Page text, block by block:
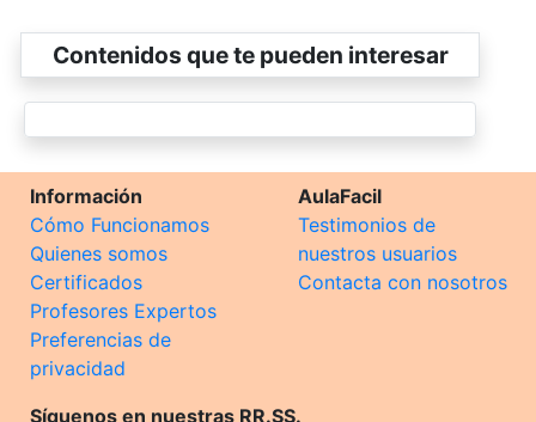
Contenidos que te pueden interesar
Información
Cómo Funcionamos
Quienes somos
Certificados
Profesores Expertos
Preferencias de
privacidad
AulaFacil
Testimonios de
nuestros usuarios
Contacta con nosotros
Síguenos en nuestras RR.SS.